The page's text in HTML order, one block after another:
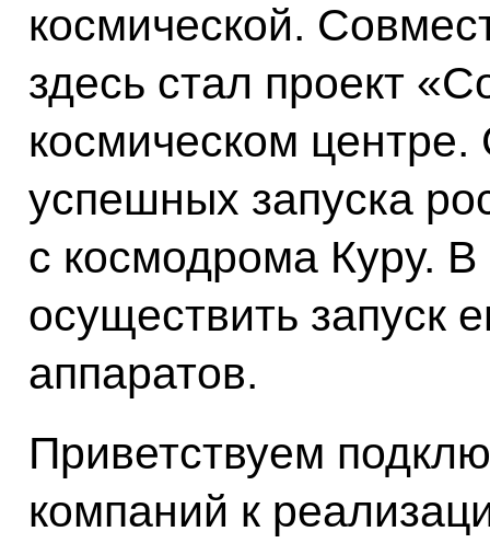
космической.
здесь стал проект
космическом
успешных запуска
с космодрома Куру.
осуществить запуск
аппаратов.
Приветствуем
компаний к